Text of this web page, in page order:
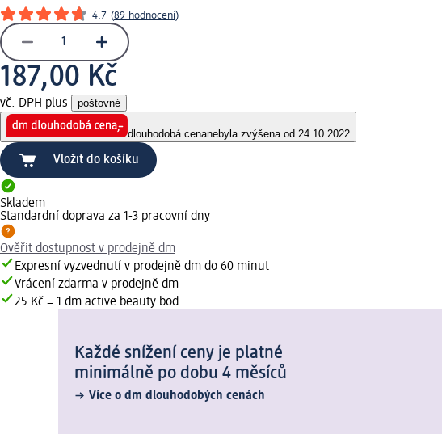
4.7 (89 hodnocení)
187,00 Kč
vč. DPH plus poštovné
dlouhodobá cenanebyla zvýšena od 24.10.2022
Vložit do košíku
Skladem
Standardní doprava za 1-3 pracovní dny
Ověřit dostupnost v prodejně dm
Expresní vyzvednutí v prodejně dm do 60 minut
Vrácení zdarma v prodejně dm
25 Kč = 1 dm active beauty bod
Každé snížení ceny je platné
minimálně po dobu 4 měsíců
Více o dm dlouhodobých cenách